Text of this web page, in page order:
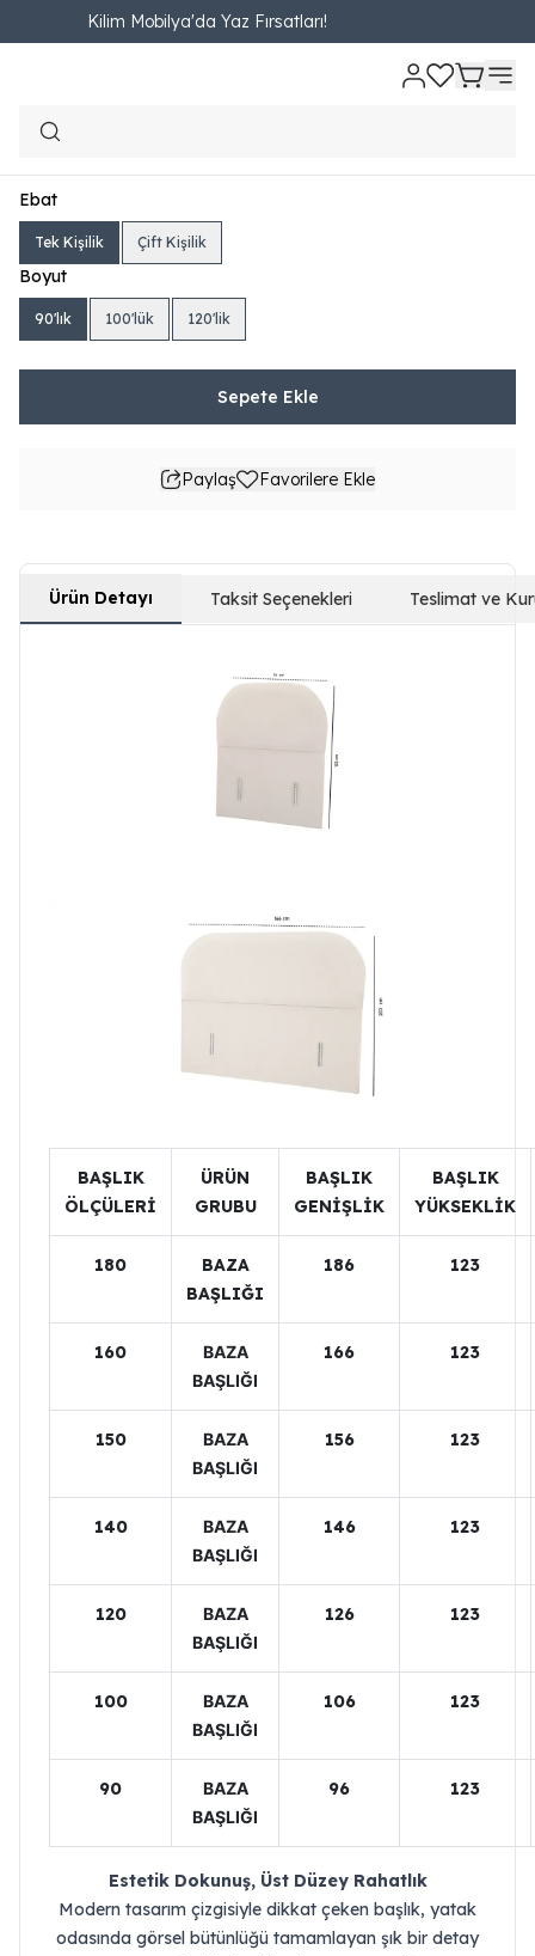
Kilim Mobilya'da Yaz Fırsatları!
Ana Sayfa Online Özel Yatak ve Bazalar
₺ 2,731.00
Ebat
Tek Kişilik Çift Kişilik
Boyut
90'lık 100'lük 120'lik
Sepete Ekle
Paylaş Favorilere Ekle
Ürün Detayı Taksit Seçenekleri Teslimat ve
BAŞLIK
ÖLÇÜLERİ
ÜRÜN
GRUBU
BAŞLIK
GENİŞLİK
BAŞLIK
YÜKSEKLİK
180
BAZA
BAŞLIĞI
186 123
160
BAZA
BAŞLIĞI
166 123
150
BAZA
BAŞLIĞI
156 123
140
BAZA
BAŞLIĞI
146 123
120
BAZA
BAŞLIĞI
126 123
100
BAZA
BAŞLIĞI
106 123
90
BAZA
BAŞLIĞI
96 123
Estetik Dokunuş, Üst Düzey Rahatlık
Modern tasarım çizgisiyle dikkat çeken başlık, yatak
odasında görsel bütünlüğü tamamlayan şık bir detay